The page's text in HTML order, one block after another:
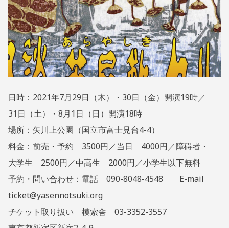
•
公
演
情
報
1
年
6
月
2
3
I
N
@
Y
A
S
N
N
T
S
U
I
日時：2021年7月29日（木）・30日（金）開演19時／
31日（土）・8月1日（日）開演18時
場所：矢川上公園（国立市富士見台4-4）
料金：前売・予約 3500円／当日 4000円／障碍者・
大学生 2500円／中高生 2000円／小学生以下無料
予約・問い合わせ：電話 090-8048-4548 E-mail
ticket@yasennotsuki.org
チケット取り扱い 模索舎 03-3352-3557